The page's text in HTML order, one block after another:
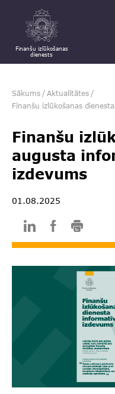
Finanšu izlūkošanas
dienests
Sākums / Aktualitātes /
Finanšu izlūkošanas
Finanšu
augusta
izdevums
01.08.2025